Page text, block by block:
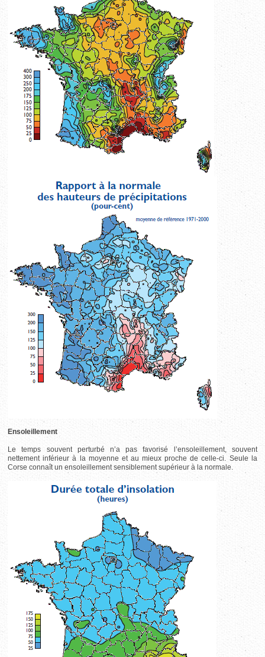
Ensoleillement
Le temps souvent perturbé n’a pas favorisé l’ensoleillement, souvent
nettement inférieur à la moyenne et au mieux proche de celle-ci. Seule la
Corse connaît un ensoleillement sensiblement supérieur à la normale.